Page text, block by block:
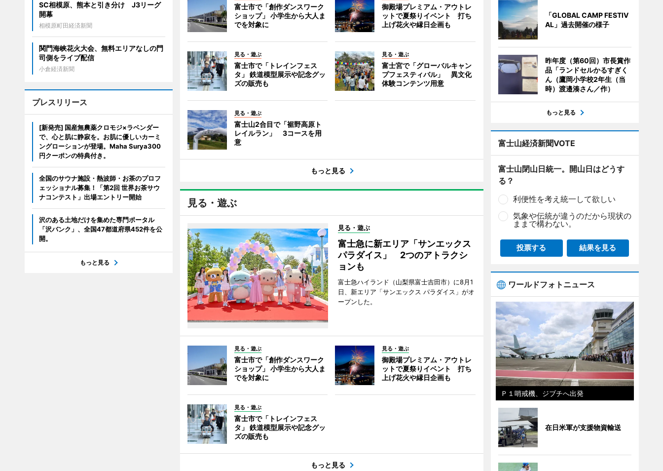
富士市で「創作ダンスワーク
ショップ」 小学生から大人ま
でを対象に
御殿場プレミアム・アウトレ
ットで夏祭りイベント 打ち
上げ花火や縁日企画も
見る・遊ぶ
富士市で「トレインフェス
タ」 鉄道模型展示や記念グッ
ズの販売も
見る・遊ぶ
富士宮で「グローバルキャン
プフェスティバル」 異文化
体験コンテンツ用意
見る・遊ぶ
富士山2合目で「裾野高原ト
レイルラン」 3コースを用
意
もっと見る
見る・遊ぶ
見る・遊ぶ
富士急に新エリア「サンエックス
パラダイス」 2つのアトラクシ
ョンも
富士急ハイランド（山梨県富士吉田市）に8月1
日、新エリア「サンエックス パラダイス」がオ
ープンした。
見る・遊ぶ
富士市で「創作ダンスワーク
ショップ」 小学生から大人ま
でを対象に
見る・遊ぶ
御殿場プレミアム・アウトレ
ットで夏祭りイベント 打ち
上げ花火や縁日企画も
見る・遊ぶ
富士市で「トレインフェス
タ」 鉄道模型展示や記念グッ
ズの販売も
もっと見る
SC相模原、熊本と引き分け J3リーグ
開幕
相模原町田経済新聞
関門海峡花火大会、無料エリアなしの門
司側をライブ配信
小倉経済新聞
プレスリリース
[新発売] 国産無農薬クロモジ×ラベンダー
で、心と肌に静寂を。お肌に優しいカーミ
ングローションが登場。Maha Surya300
円クーポンの特典付き。
全国のサウナ施設・熱波師・お茶のプロフ
ェッショナル募集！「第2回 世界お茶サウ
ナコンテスト」出場エントリー開始
沢のある土地だけを集めた専門ポータル
「沢バンク」、全国47都道府県452件を公
開。
もっと見る
「GLOBAL CAMP FESTIV
AL」過去開催の様子
昨年度（第60回）市長賞作
品「ランドセルかるすぎく
ん（鷹岡小学校2年生（当
時）渡邉湊さん／作）
もっと見る
富士山経済新聞VOTE
富士山閉山日統一。開山日はどうす
る？
利便性を考え統一して欲しい
気象や伝統が違うのだから現状の
ままで構わない。
投票する 結果を見る
ワールドフォトニュース
Ｐ１哨戒機、ジブチへ出発
在日米軍が支援物資輸送